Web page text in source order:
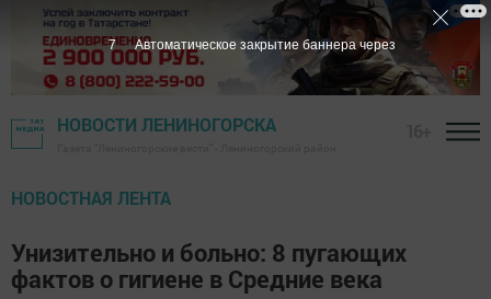
НОВОСТИ ЛЕНИНОГОРСКА
НОВОСТНАЯ ЛЕНТА
Унизительно и больно: 8 пугающих
фактов о гигиене в Средние века
6 Автоматическое закрытие баннера через